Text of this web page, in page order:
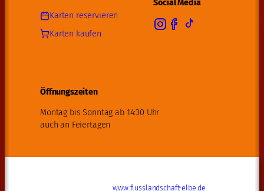
Karten reservieren
Karten kaufen
Social Media
Öffnungszeiten
Montag bis Sonntag ab 14:30 Uhr
auch an Feiertagen
www.flusslandschaft-elbe.de